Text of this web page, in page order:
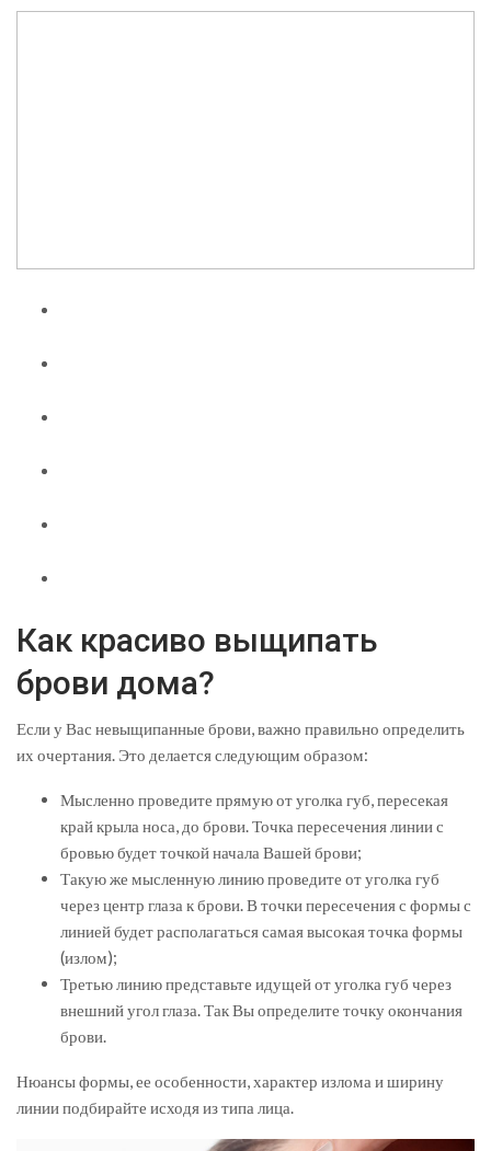
Как красиво выщипать
брови дома?
Если у Вас невыщипанные брови, важно правильно определить
их очертания. Это делается следующим образом:
Мысленно проведите прямую от уголка губ, пересекая
край крыла носа, до брови. Точка пересечения линии с
бровью будет точкой начала Вашей брови;
Такую же мысленную линию проведите от уголка губ
через центр глаза к брови. В точки пересечения с формы с
линией будет располагаться самая высокая точка формы
(излом);
Третью линию представьте идущей от уголка губ через
внешний угол глаза. Так Вы определите точку окончания
брови.
Нюансы формы, ее особенности, характер излома и ширину
линии подбирайте исходя из типа лица.